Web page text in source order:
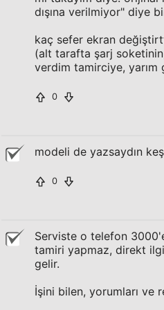
dışına verilmiyor" diye
kaç sefer ekran
(alt tarafta şarj
verdim tamirciye, yarım
0
modeli de yazsaydın
0
Serviste o telefon
tamiri yapmaz, direkt
gelir.
İşini bilen, yorumları ve